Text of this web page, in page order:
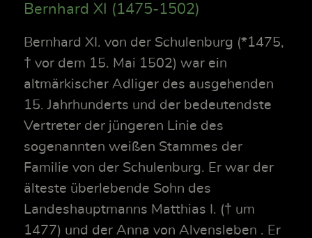
Bernhard XI (1475-1502)
Bernhard XI. von der Schulenburg (*1475,
† vor dem 15. Mai 1502) war ein
altmärkischer Adliger des ausgehenden
15. Jahrhunderts und der bedeutendste
Vertreter der jüngeren Linie des
sogenannten weißen Stammes der
Familie von der Schulenburg. Er war der
älteste überlebende Sohn des
Landeshauptmanns Matthias I. († um
1477) und der Anna von Alvensleben . Er